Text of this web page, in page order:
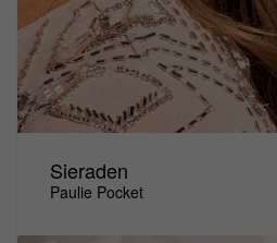
Sieraden
Paulie Pocket